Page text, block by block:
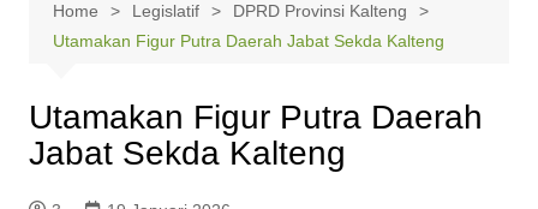
Home Legislatif
DPRD Provinsi Kalteng
Utamakan Figur Putra Daerah Jabat Sekda Kalteng
Utamakan Figur Putra Daerah
Jabat Sekda Kalteng